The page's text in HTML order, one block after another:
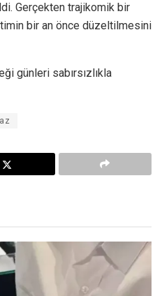
Gerçekten trajikomik bir
bir an önce düzeltilmesini
günleri sabırsızlıkla